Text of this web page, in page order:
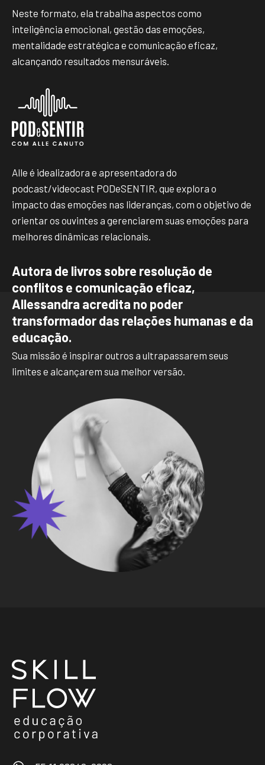
Neste formato, ela trabalha aspectos como
inteligência emocional, gestão das emoções,
mentalidade estratégica e comunicação eficaz,
alcançando resultados mensuráveis.
Alle é idealizadora e apresentadora do
podcast/videocast PODeSENTIR, que explora o
impacto das emoções nas lideranças, com o objetivo de
orientar os ouvintes a gerenciarem suas emoções para
melhores dinâmicas relacionais.
Autora de livros sobre resolução de
conflitos e comunicação eficaz,
Allessandra acredita no poder
transformador das relações humanas e da
educação.
Sua missão é inspirar outros a ultrapassarem seus
limites e alcançarem sua melhor versão.